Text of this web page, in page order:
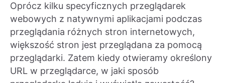
Oprócz kilku specyficznych przeglądarek
webowych z natywnymi aplikacjami podczas
przeglądania różnych stron internetowych,
większość stron jest przeglądana za pomocą
przeglądarki. Zatem kiedy otwieramy określony
URL w przeglądarce, w jaki sposób